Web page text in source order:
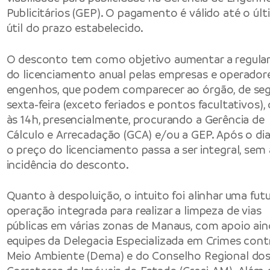
Publicitários (GEP). O pagamento é válido até o
útil do prazo estabelecido.
O desconto tem como objetivo aumentar a
do licenciamento anual pelas empresas e
engenhos, que podem comparecer ao órgão, de
sexta-feira (exceto feriados e pontos facultativos),
às 14h, presencialmente, procurando a Gerência de
Cálculo e Arrecadação (GCA) e/ou a GEP. Após o
o preço do licenciamento passa a ser integral, sem
incidência do desconto.
Quanto à despoluição, o intuito foi alinhar uma
operação integrada para realizar a limpeza de vias
públicas em várias zonas de Manaus, com apoio
equipes da Delegacia Especializada em Crimes
Meio Ambiente (Dema) e do Conselho Regional